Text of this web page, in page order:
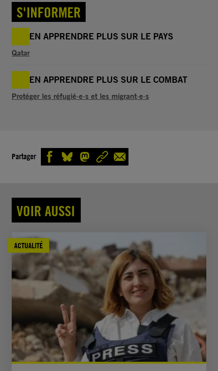
S'INFORMER
EN APPRENDRE PLUS SUR LE PAYS
Qatar
EN APPRENDRE PLUS SUR LE COMBAT
Protéger les réfugié·e·s et les migrant·e·s
Partager
VOIR AUSSI
ACTUALITÉ